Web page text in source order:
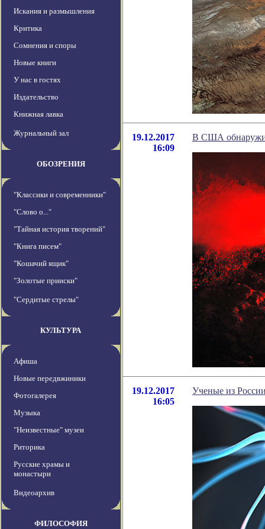
Искания и размышления
Критика
Сомнения и споры
Новые книги
У нас в гостях
Издательство
Книжная лавка
Журнальный зал
ОБОЗРЕНИЯ
"Классики и современники"
"Слово о..."
"Тайная история творений"
"Книга писем"
"Кошачий ящик"
"Золотые прииски"
"Сердитые стрелы"
КУЛЬТУРА
Афиша
Новые передвжиники
Фотогалерея
Музыка
"Неизвестные" музеи
Риторика
Русские храмы и
монастыри
Видеоархив
ФИЛОСОФИЯ
19.12.2017
16:09
В США
19.12.2017
16:05
Ученые из